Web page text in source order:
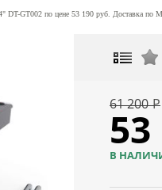
DT-GT002 по цене 53 190 руб. Доставка по
61 200 Р
53
В